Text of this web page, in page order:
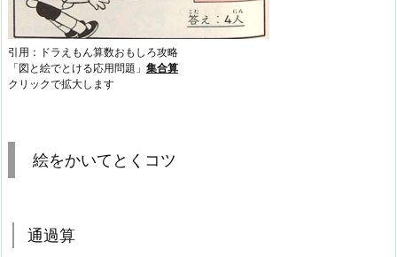
引用：ドラえもん算数おもしろ攻略
「図と絵でとける応用問題」 集合算
クリックで拡大します
絵をかいてとくコツ
通過算